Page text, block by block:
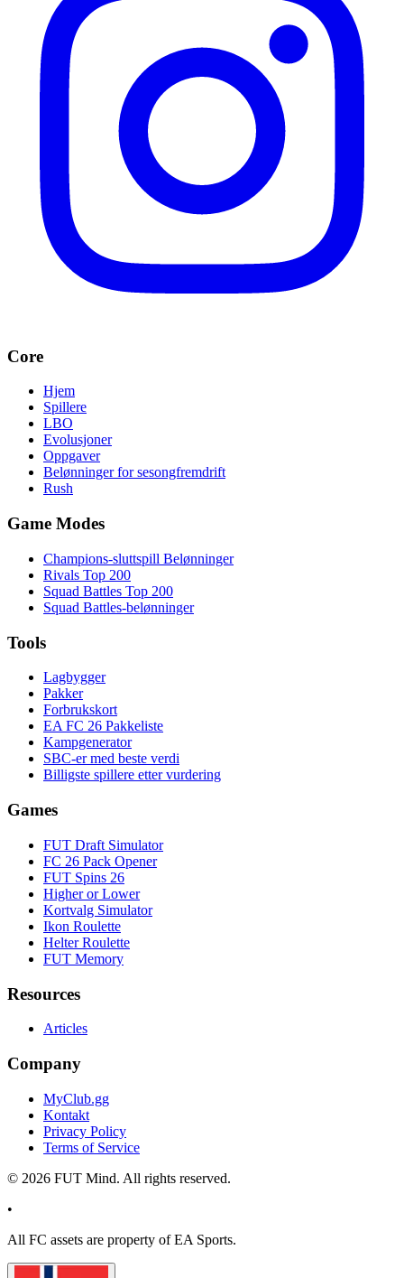
Core
Hjem
Spillere
LBO
Evolusjoner
Oppgaver
Belønninger for sesongfremdrift
Rush
Game Modes
Champions-sluttspill Belønninger
Rivals Top 200
Squad Battles Top 200
Squad Battles-belønninger
Tools
Lagbygger
Pakker
Forbrukskort
EA FC 26 Pakkeliste
Kampgenerator
SBC-er med beste verdi
Billigste spillere etter vurdering
Games
FUT Draft Simulator
FC 26 Pack Opener
FUT Spins 26
Higher or Lower
Kortvalg Simulator
Ikon Roulette
Helter Roulette
FUT Memory
Resources
Articles
Company
MyClub.gg
Kontakt
Privacy Policy
Terms of Service
© 2026 FUT Mind. All rights reserved.
•
All FC assets are property of EA Sports.